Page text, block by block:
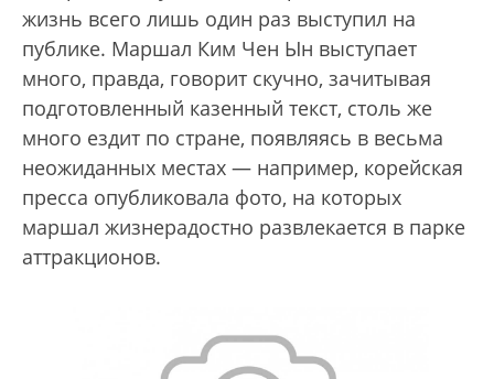
жизнь всего лишь один раз выступил на
публике. Маршал Ким Чен Ын выступает
много, правда, говорит скучно, зачитывая
подготовленный казенный текст, столь же
много ездит по стране, появляясь в весьма
неожиданных местах — например, корейская
пресса опубликовала фото, на которых
маршал жизнерадостно развлекается в парке
аттракционов.